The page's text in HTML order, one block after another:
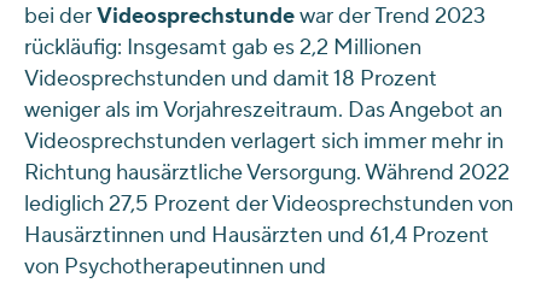
bei derVideosprechstundewar der Trend 2023
rückläufig: Insgesamt gab es 2,2 Millionen
Videosprechstunden und damit 18 Prozent
weniger als im Vorjahreszeitraum. Das Angebot an
Videosprechstunden verlagert sich immer mehr in
Richtung hausärztliche Versorgung. Während 2022
lediglich 27,5 Prozent der Videosprechstunden von
Hausärztinnen und Hausärzten und 61,4 Prozent
von Psychotherapeutinnen und